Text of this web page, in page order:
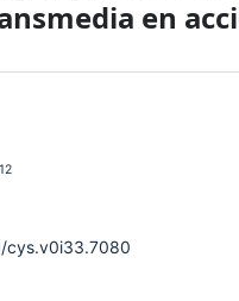
en
cys.v0i33.7080